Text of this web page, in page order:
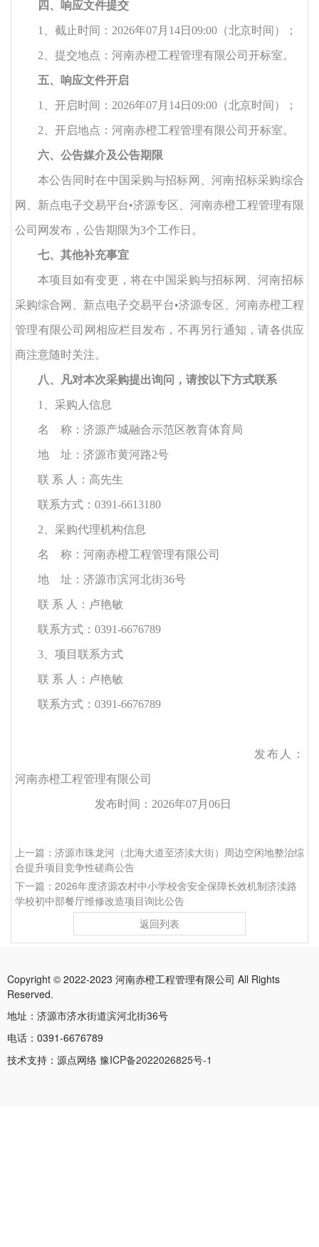
四、响应文件提交
1、截止时间： 2026年07月 14日 09:00 （北京时间）；
2、提交地点：河南赤橙工程管理有限公司开标室。
五、响应文件开启
1、开启时间： 2026年07月 14日 09:00 （北京时间）；
2、开启地点：河南赤橙工程管理有限公司开标室。
六、公告媒介及公告期限
本公告同时在中国采购与招标网、河南招标采购综合
网、新点电子交易平台•济源专区、河南赤橙工程管理有限
公司网发布，公告期限为3个工作日。
七、其他补充事宜
本项目如有变更，将在中国采购与招标网、河南招标
采购综合网、新点电子交易平台•济源专区、河南赤橙工程
管理有限公司网相应栏目发布，不再另行通知，请各供应
商注意随时关注。
八、凡对本次采购提出询问，请按以下方式联系
1、采购人信息
名 称： 济源产城融合示范区教育体育局
地 址：济源市黄河路2号
联 系 人：高先生
联系方式： 0391-6613180
2、采购代理机构信息
名 称：河南赤橙工程管理有限公司
地 址：济源市滨河北街36号
联 系 人： 卢艳敏
联系方式： 0391-6676789
3、项目联系方式
联 系 人：卢艳敏
联系方式： 0391-6676789
发布人：
河南赤橙工程管理有限公司
发布时间： 2026年07月 06日
上一篇：济源市珠龙河（北海大道至济渎大街）周边空闲地整治综
合提升项目竞争性磋商公告
下一篇：2026年度济源农村中小学校舍安全保障长效机制济渎路
学校初中部餐厅维修改造项目询比公告
返回列表
Copyright © 2022-2023 河南赤橙工程管理有限公司 All Rights
Reserved.
地址：济源市济水街道滨河北街36号
电话：0391-6676789
技术支持：源点网络 豫ICP备2022026825号-1